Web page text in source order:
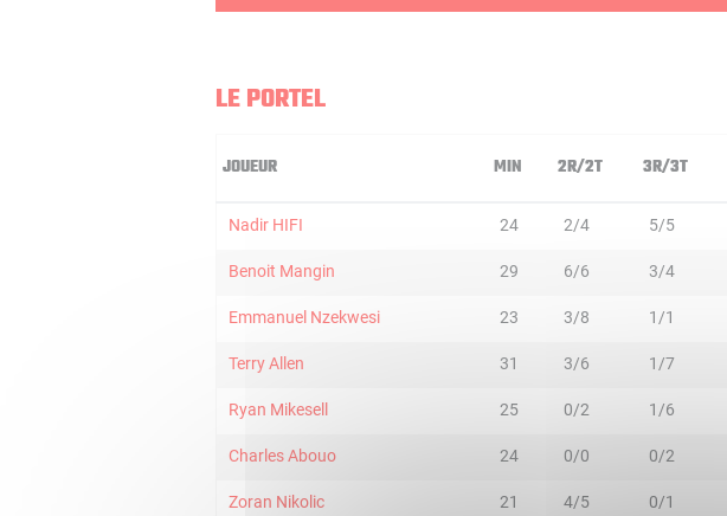
LE PORTEL
JOUEUR MIN 2R/2T 3R/3T
Nadir HIFI 24 2/4 5/5
Benoit Mangin 29 6/6 3/4
Emmanuel Nzekwesi 23 3/8 1/1
Terry Allen 31 3/6 1/7
Ryan Mikesell 25 0/2 1/6
Charles Abouo 24 0/0 0/2
Zoran Nikolic 21 4/5 0/1